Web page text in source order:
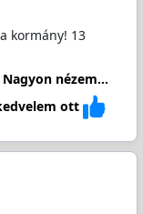
kormány! 13
Nagyon nézem...
ott